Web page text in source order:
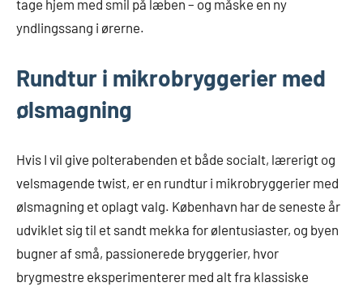
tage hjem med smil på læben – og måske en ny
yndlingssang i ørerne.
Rundtur i mikrobryggerier med
ølsmagning
Hvis I vil give polterabenden et både socialt, lærerigt og
velsmagende twist, er en rundtur i mikrobryggerier med
ølsmagning et oplagt valg. København har de seneste år
udviklet sig til et sandt mekka for ølentusiaster, og byen
bugner af små, passionerede bryggerier, hvor
brygmestre eksperimenterer med alt fra klassiske